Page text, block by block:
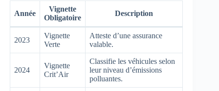
Année
Vignette
Obligatoire
Description
2023
Vignette
Verte
Atteste d’une assurance
valable.
2024
Vignette
Crit’Air
Classifie les véhicules selon
leur niveau d’émissions
polluantes.